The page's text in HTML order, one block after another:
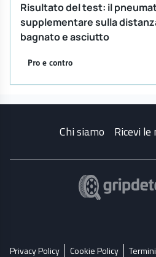
Risultato del test: il
supplementare sulla
bagnato e asciutto
Pro e contro
Chi siamo Ricevi le
Privacy Policy Cookie Policy